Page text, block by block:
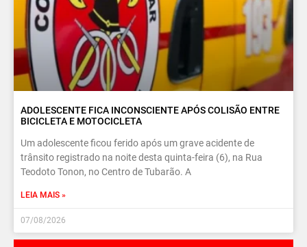
ADOLESCENTE FICA INCONSCIENTE APÓS COLISÃO ENTRE
BICICLETA E MOTOCICLETA
Um adolescente ficou ferido após um grave acidente de
trânsito registrado na noite desta quinta-feira (6), na Rua
Teodoto Tonon, no Centro de Tubarão. A
LEIA MAIS »
07/08/2026